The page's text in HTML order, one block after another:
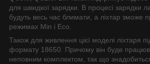
для швидкої зарядки. В процесі зарядки
будуть весь час блимати, а ліхтар зможе
режимах Min і Eco.
Також для живлення цієї моделі ліхтаря
формату 18650. Причому він буде
неповним комплектом, так що